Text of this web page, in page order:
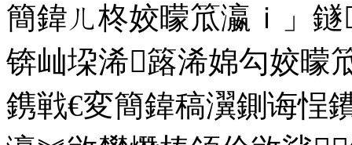
簡鍏ㄦ柊姣曚笟瀛ｉ」
锛屾垜浠簬浠婂勾姣曚
鎸戦€変簡鍏稿瀷鍘诲悜